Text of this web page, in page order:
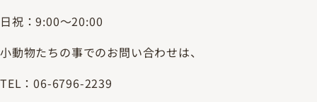
日祝：9:00～20:00
小動物たちの事でのお問い合わせは、
TEL：06-6796-2239